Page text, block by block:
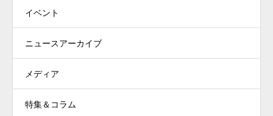
イベント
ニュースアーカイブ
メディア
特集＆コラム